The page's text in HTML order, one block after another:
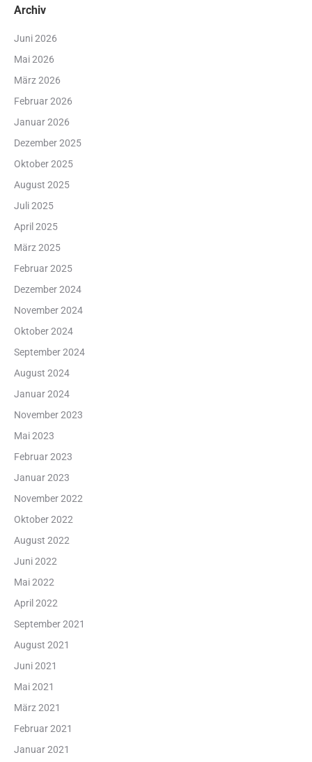
Archiv
Juni 2026
Mai 2026
März 2026
Februar 2026
Januar 2026
Dezember 2025
Oktober 2025
August 2025
Juli 2025
April 2025
März 2025
Februar 2025
Dezember 2024
November 2024
Oktober 2024
September 2024
August 2024
Januar 2024
November 2023
Mai 2023
Februar 2023
Januar 2023
November 2022
Oktober 2022
August 2022
Juni 2022
Mai 2022
April 2022
September 2021
August 2021
Juni 2021
Mai 2021
März 2021
Februar 2021
Januar 2021